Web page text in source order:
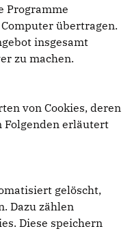
Programme
übertragen.
insgesamt
zu machen.
von Cookies, deren
Folgenden erläutert
gelöscht,
Dazu zählen
Diese speichern